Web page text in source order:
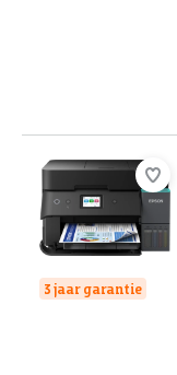
3 jaar garantie
Beoordeling is 7,7 van